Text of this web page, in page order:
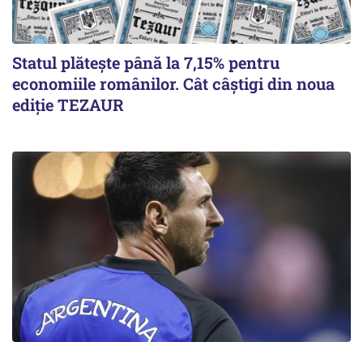
Statul plătește până la 7,15% pentru
economiile românilor. Cât câștigi din noua
ediție TEZAUR